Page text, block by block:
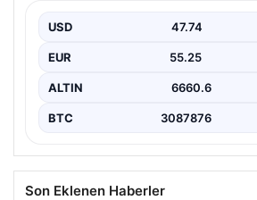
geçtiğimiz saatlerde meydana gelen
yangını, yerel…
USD 47.74
EUR 55.25
ALTIN 6660.6
BTC 3087876
Son Eklenen Haberler